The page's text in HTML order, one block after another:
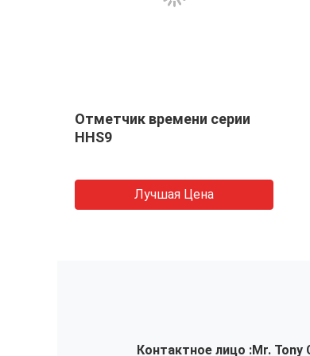
Отметчик времени серии
HHS9
Лучшая Цена
Контактное лицо :Mr. Tony